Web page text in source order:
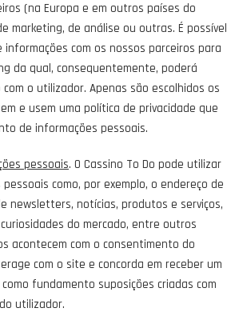
(na Europa e em outros países do
marketing, de análise ou outras. É possível
com os nossos parceiros para
da qual, consequentemente, poderá
o utilizador. Apenas são escolhidos os
e usem uma política de privacidade que
de informações pessoais.
pessoais. O Cassino To Do pode utilizar
como, por exemplo, o endereço de
newsletters, notícias, produtos e serviços,
do mercado, entre outros
acontecem com o consentimento do
com o site e concorda em receber um
fundamento suposições criadas com
utilizador.